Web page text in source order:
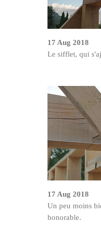
17 Aug 2018
Le sifflet, qui
17 Aug 2018
Un peu moins
honorable.